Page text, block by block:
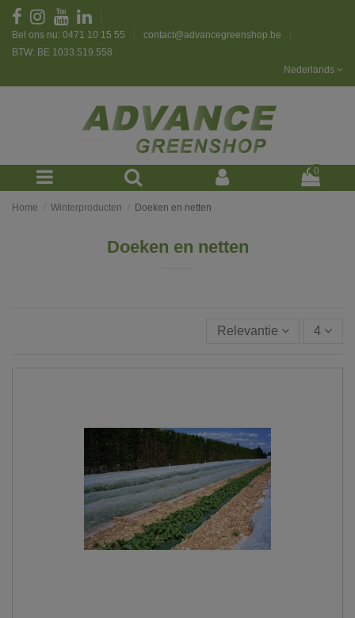
Bel ons nu: 0471 10 15 55
contact@advancegreenshop.be
BTW: BE 1033.519.558
Nederlands
0
Home Winterproducten Doeken en netten
Doeken en netten
Relevantie 4